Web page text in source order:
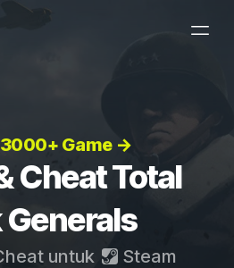
Game →
Cheat Total
Generals
untuk Steam